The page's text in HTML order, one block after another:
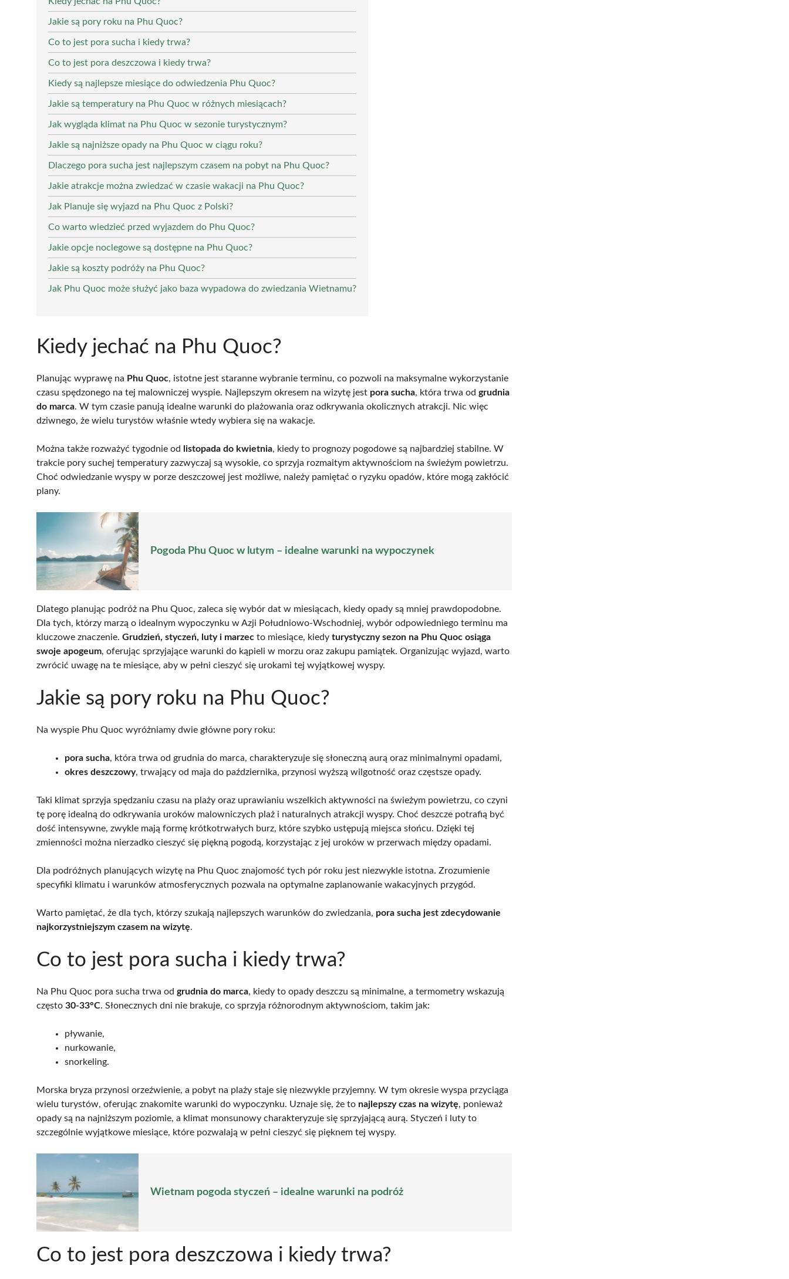
Jakie są pory roku na Phu Quoc?
Co to jest pora sucha i kiedy trwa?
Co to jest pora deszczowa i kiedy trwa?
Kiedy są najlepsze miesiące do odwiedzenia Phu Quoc?
Jakie są temperatury na Phu Quoc w różnych miesiącach?
Jak wygląda klimat na Phu Quoc w sezonie turystycznym?
Jakie są najniższe opady na Phu Quoc w ciągu roku?
Dlaczego pora sucha jest najlepszym czasem na pobyt na Phu Quoc?
Jakie atrakcje można zwiedzać w czasie wakacji na Phu Quoc?
Jak Planuje się wyjazd na Phu Quoc z Polski?
Co warto wiedzieć przed wyjazdem do Phu Quoc?
Jakie opcje noclegowe są dostępne na Phu Quoc?
Jakie są koszty podróży na Phu Quoc?
Jak Phu Quoc może służyć jako baza wypadowa do zwiedzania Wietnamu?
Kiedy jechać na Phu Quoc?
Planując wyprawę na Phu Quoc, istotne jest staranne wybranie terminu, co pozwoli na maksymalne wykorzystanie
czasu spędzonego na tej malowniczej wyspie. Najlepszym okresem na wizytę jest pora sucha, która trwa od grudnia
do marca. W tym czasie panują idealne warunki do plażowania oraz odkrywania okolicznych atrakcji. Nic więc
dziwnego, że wielu turystów właśnie wtedy wybiera się na wakacje.
Można także rozważyć tygodnie od listopada do kwietnia, kiedy to prognozy pogodowe są najbardziej stabilne. W
trakcie pory suchej temperatury zazwyczaj są wysokie, co sprzyja rozmaitym aktywnościom na świeżym powietrzu.
Choć odwiedzanie wyspy w porze deszczowej jest możliwe, należy pamiętać o ryzyku opadów, które mogą zakłócić
plany.
Pogoda Phu Quoc w lutym – idealne warunki na wypoczynek
Dlatego planując podróż na Phu Quoc, zaleca się wybór dat w miesiącach, kiedy opady są mniej prawdopodobne.
Dla tych, którzy marzą o idealnym wypoczynku w Azji Południowo-Wschodniej, wybór odpowiedniego terminu ma
kluczowe znaczenie. Grudzień, styczeń, luty i marzec to miesiące, kiedy turystyczny sezon na Phu Quoc osiąga
swoje apogeum, oferując sprzyjające warunki do kąpieli w morzu oraz zakupu pamiątek. Organizując wyjazd, warto
zwrócić uwagę na te miesiące, aby w pełni cieszyć się urokami tej wyjątkowej wyspy.
Jakie są pory roku na Phu Quoc?
Na wyspie Phu Quoc wyróżniamy dwie główne pory roku:
pora sucha, która trwa od grudnia do marca, charakteryzuje się słoneczną aurą oraz minimalnymi opadami,
okres deszczowy, trwający od maja do października, przynosi wyższą wilgotność oraz częstsze opady.
Taki klimat sprzyja spędzaniu czasu na plaży oraz uprawianiu wszelkich aktywności na świeżym powietrzu, co czyni
tę porę idealną do odkrywania uroków malowniczych plaż i naturalnych atrakcji wyspy. Choć deszcze potrafią być
dość intensywne, zwykle mają formę krótkotrwałych burz, które szybko ustępują miejsca słońcu. Dzięki tej
zmienności można nierzadko cieszyć się piękną pogodą, korzystając z jej uroków w przerwach między opadami.
Dla podróżnych planujących wizytę na Phu Quoc znajomość tych pór roku jest niezwykle istotna. Zrozumienie
specyfiki klimatu i warunków atmosferycznych pozwala na optymalne zaplanowanie wakacyjnych przygód.
Warto pamiętać, że dla tych, którzy szukają najlepszych warunków do zwiedzania, pora sucha jest zdecydowanie
najkorzystniejszym czasem na wizytę.
Co to jest pora sucha i kiedy trwa?
Na Phu Quoc pora sucha trwa od grudnia do marca, kiedy to opady deszczu są minimalne, a termometry wskazują
często 30-33°C. Słonecznych dni nie brakuje, co sprzyja różnorodnym aktywnościom, takim jak:
pływanie,
nurkowanie,
snorkeling.
Morska bryza przynosi orzeźwienie, a pobyt na plaży staje się niezwykle przyjemny. W tym okresie wyspa przyciąga
wielu turystów, oferując znakomite warunki do wypoczynku. Uznaje się, że to najlepszy czas na wizytę, ponieważ
opady są na najniższym poziomie, a klimat monsunowy charakteryzuje się sprzyjającą aurą. Styczeń i luty to
szczególnie wyjątkowe miesiące, które pozwalają w pełni cieszyć się pięknem tej wyspy.
Wietnam pogoda styczeń – idealne warunki na podróż
Co to jest pora deszczowa i kiedy trwa?